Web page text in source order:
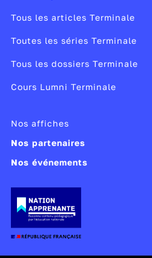
Tous les articles Terminale
Toutes les séries Terminale
Tous les dossiers Terminale
Cours Lumni Terminale
Nos affiches
Nos partenaires
Nos événements